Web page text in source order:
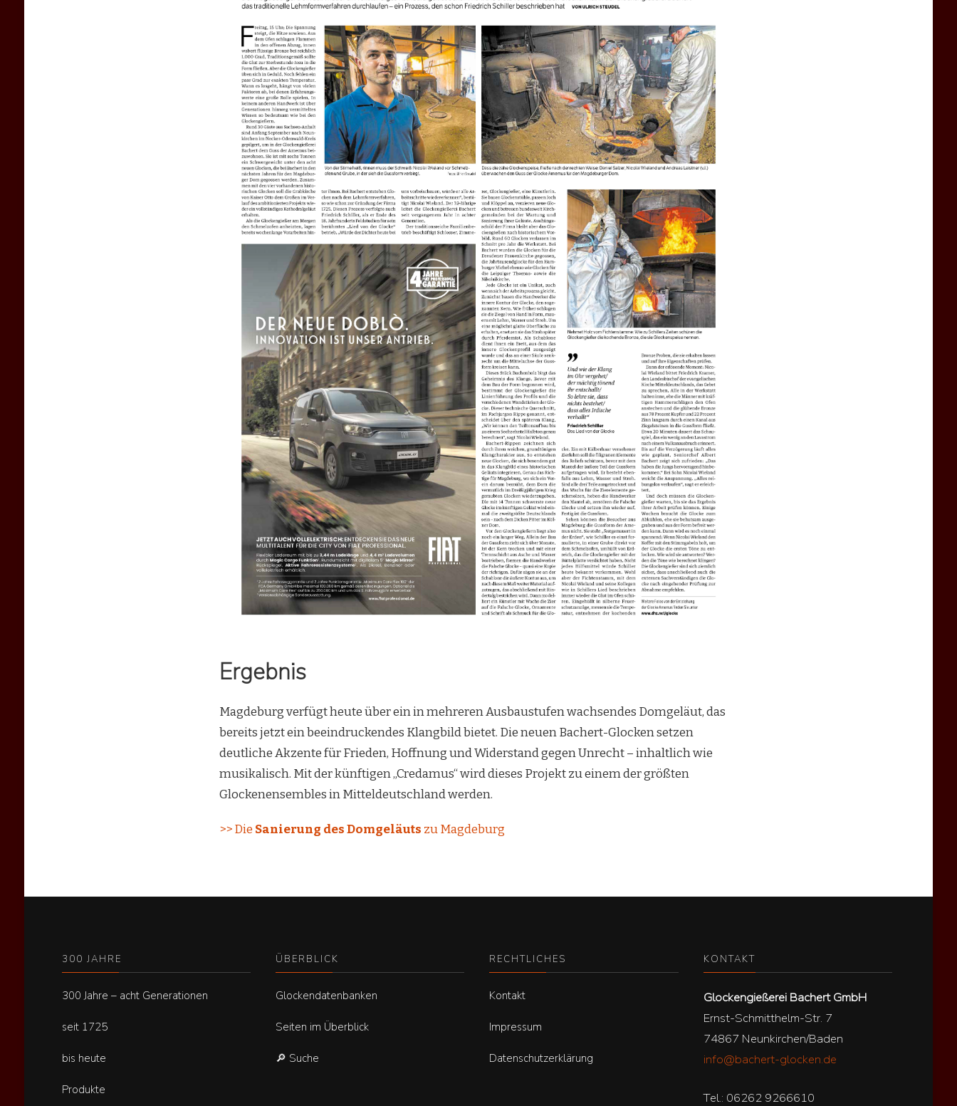
Ergebnis
Magdeburg verfügt heute über ein in mehreren Ausbaustufen wachsendes Domgeläut, das
bereits jetzt ein beeindruckendes Klangbild bietet. Die neuen Bachert-Glocken setzen
deutliche Akzente für Frieden, Hoffnung und Widerstand gegen Unrecht – inhaltlich wie
musikalisch. Mit der künftigen „Credamus“ wird dieses Projekt zu einem der größten
Glockenensembles in Mitteldeutschland werden.
>> Die Sanierung des Domgeläuts zu Magdeburg
300 JAHRE
300 Jahre – acht Generationen
seit 1725
bis heute
Produkte
ÜBERBLICK
Glockendatenbanken
Seiten im Überblick
🔎 Suche
RECHTLICHES
Kontakt
Impressum
Datenschutzerklärung
KONTAKT
Glockengießerei Bachert GmbH
Ernst-Schmitthelm-Str. 7
74867 Neunkirchen/Baden
info@bachert-glocken.de
Tel.: 06262 9266610